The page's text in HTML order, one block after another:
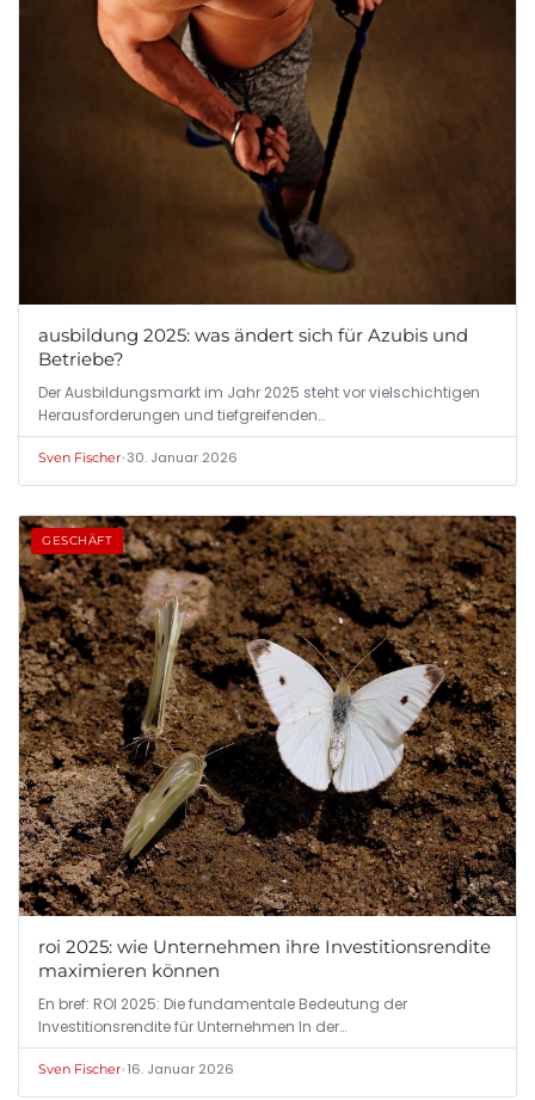
ausbildung 2025: was ändert sich für Azubis und
Betriebe?
Der Ausbildungsmarkt im Jahr 2025 steht vor vielschichtigen
Herausforderungen und tiefgreifenden…
Sven Fischer•30. Januar 2026
GESCHÄFT
roi 2025: wie Unternehmen ihre Investitionsrendite
maximieren können
En bref: ROI 2025: Die fundamentale Bedeutung der
Investitionsrendite für Unternehmen In der…
Sven Fischer•16. Januar 2026